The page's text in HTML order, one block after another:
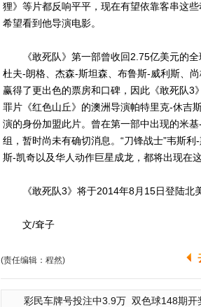
狸》等片都反响平平，现在有望依靠客串这
希望看到他导演电影。
《敢死队》第一部曾收回2.75亿美元的全
杜夫-朗格、杰森-斯坦森、布鲁斯-威利斯、
赢得了更出色的票房和口碑，因此《敢死队3
罪片《红色山丘》的澳洲导演帕特里克-休吉
演的身份加盟此片。曾在第一部中出现的米
组，暂时尚未有确切消息。“刀锋战士”韦斯
斯-凯奇以及华人动作巨星成龙，都将出现在
《敢死队3》将于2014年8月15日登陆北美
文/耷子
(责任编辑：程然)
彩民车牌号投注中3.9万 双色球148期开